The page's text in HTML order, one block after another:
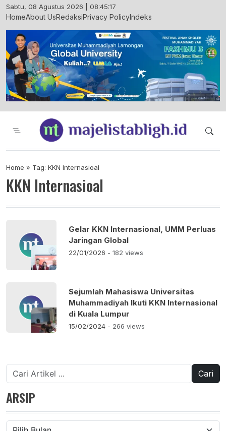
Skip
to
Sabtu, 08 Agustus 2026 | 08:45:17
HomeAbout UsRedaksiPrivacy PolicyIndeks
Majelis Tabligh Muhammadiyah
Syiar Dakwah Islam Berkemajuan dan
Home » Tag: KKN Internasioal
KKN Internasioal
Gelar KKN Internasional, UMM Perluas
Jaringan Global
22/01/2026 - 182 views
Sejumlah Mahasiswa Universitas
Muhammadiyah Ikuti KKN Internasional
di Kuala Lumpur
15/02/2024 - 266 views
Cari
untuk:
ARSIP
Arsip